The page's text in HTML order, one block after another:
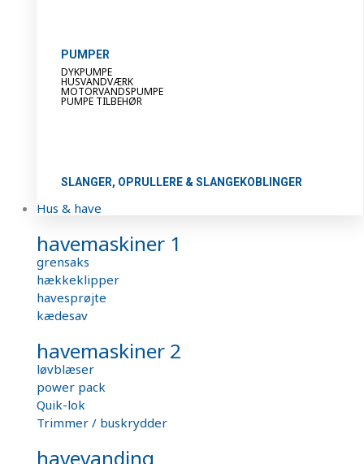
PUMPER
DYKPUMPE
HUSVANDVÆRK
MOTORVANDSPUMPE
PUMPE TILBEHØR
SLANGER, OPRULLERE & SLANGEKOBLINGER
Hus & have
havemaskiner 1
grensaks
hækkeklipper
havesprøjte
kædesav
havemaskiner 2
løvblæser
power pack
Quik-lok
Trimmer / buskrydder
havevanding